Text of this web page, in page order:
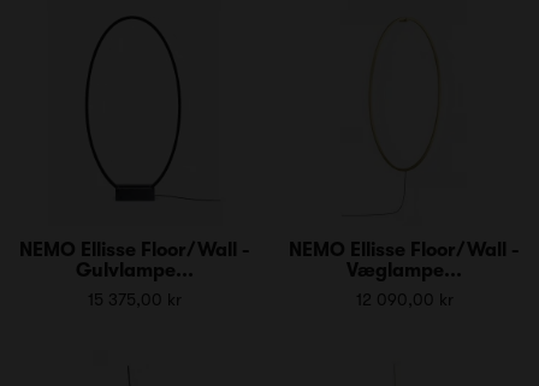
NEMO Ellisse Floor/Wall -
Gulvlampe...
15 375,00 kr
NEMO Ellisse Floor/Wall -
Væglampe...
12 090,00 kr